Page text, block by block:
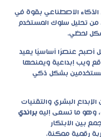
الذكاء الاصطناعي بقوة في
من تحليل سلوك المستخدم
لحظي.
أصبح عنصرًا أساسيًا يعيد
ويب إبداعية ويمنحها
بشكل ذكي
البشري والتقنيات
وهو ما تسعى إليه براندي
بين الابتكار
رقمية ممكنة.